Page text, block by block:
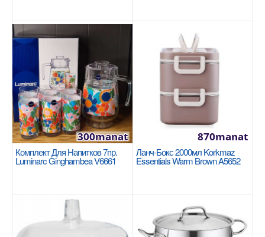
Сковорода 28см Tefal Excellence G2690672
TEFAL
себя Titanium Anti-Scratch - лучшее
антипригарное покры..
Комплект Для Напитков 7пр.
Luminarc Ginghambea V6661
300manat
Ланч-Бокс 2000мл Korkmaz
Essentials Warm Brown A5652
870manat